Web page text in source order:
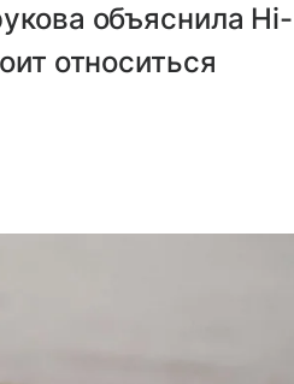
объяснила Hi-
относиться